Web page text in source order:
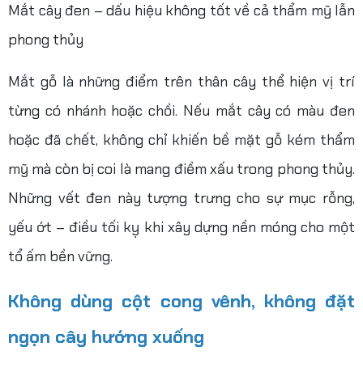
Mắt cây đen – dấu hiệu không tốt về cả thẩm mỹ lẫn
phong thủy
Mắt gỗ là những điểm trên thân cây thể hiện vị trí
từng có nhánh hoặc chồi. Nếu mắt cây có màu đen
hoặc đã chết, không chỉ khiến bề mặt gỗ kém thẩm
mỹ mà còn bị coi là mang điềm xấu trong phong thủy.
Những vết đen này tượng trưng cho sự mục rỗng,
yếu ớt – điều tối kỵ khi xây dựng nền móng cho một
tổ ấm bền vững.
Không dùng cột cong vênh, không đặt
ngọn cây hướng xuống